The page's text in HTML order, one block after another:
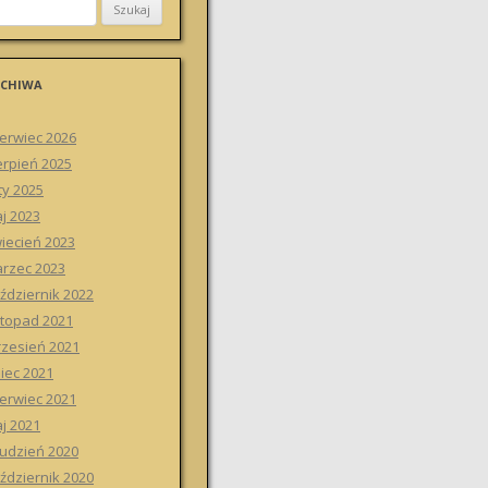
2026
2025
2025
2023
2023
2023
2022
2021
2021
2021
2021
2021
2020
2020